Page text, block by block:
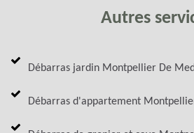
Autres
Débarras jardin Montpellier De
Débarras d'appartement